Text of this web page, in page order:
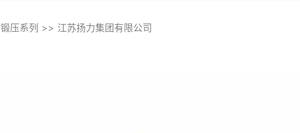
锻压系列 >> 江苏扬力集团有限公司